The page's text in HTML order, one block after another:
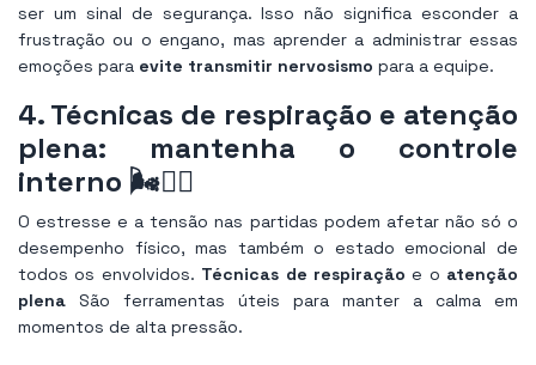
ser um sinal de segurança. Isso não significa esconder a
frustração ou o engano, mas aprender a administrar essas
emoções para evite transmitir nervosismo para a equipe.
4. Técnicas de respiração e atenção
plena: mantenha o controle
interno 🌬️🧘‍♀️
O estresse e a tensão nas partidas podem afetar não só o
desempenho físico, mas também o estado emocional de
todos os envolvidos. Técnicas de respiração e o atenção
plena São ferramentas úteis para manter a calma em
momentos de alta pressão.